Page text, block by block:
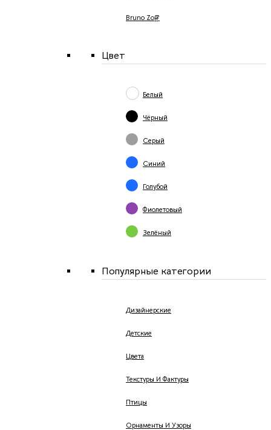
Bruno Zoff
Цвет
Белый
Чёрный
Серый
Синий
Голубой
Фиолетовый
Зелёный
Популярные категории
Дизайнерские
Детские
Цвета
Текстуры И Фактуры
Птицы
Орнаменты И Узоры